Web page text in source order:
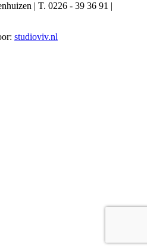
| T. 0226 - 39 36 91 |
studioviv.nl